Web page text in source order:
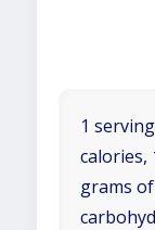
1
calories,
grams